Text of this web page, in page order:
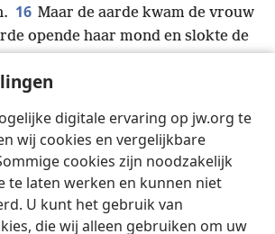
digitale ervaring op jw.org te
wij cookies en vergelijkbare
cookies zijn noodzakelijk
te laten werken en kunnen niet
U kunt het gebruik van
die wij alleen gebruiken om uw
16 Maar de aarde kwam de vrouw
opende haar mond en slokte de
17
de vrouw en ging weg om oorlog te
zich aan de geboden van God
hebben over Jezus te getuigen.